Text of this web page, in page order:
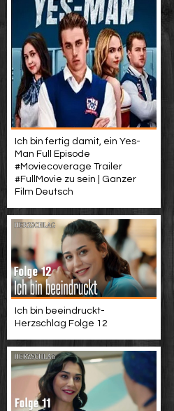
Ich bin fertig damit, ein Yes-
Man Full Episode
#Moviecoverage Trailer
#FullMovie zu sein | Ganzer
Film Deutsch
Ich bin beeindruckt-
Herzschlag Folge 12